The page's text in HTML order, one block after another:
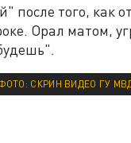
того, как
Орал матом,
СКРИН ВИДЕО ГУ